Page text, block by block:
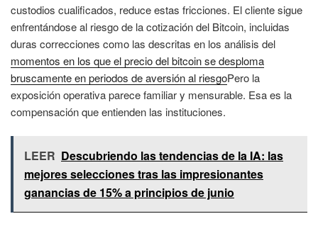
custodios cualificados, reduce estas fricciones. El cliente sigue
enfrentándose al riesgo de la cotización del Bitcoin, incluidas
duras correcciones como las descritas en los análisis del
momentos en los que el precio del bitcoin se desploma
bruscamente en periodos de aversión al riesgoPero la
exposición operativa parece familiar y mensurable. Esa es la
compensación que entienden las instituciones.
LEER Descubriendo las tendencias de la IA: las
mejores selecciones tras las impresionantes
ganancias de 15% a principios de junio